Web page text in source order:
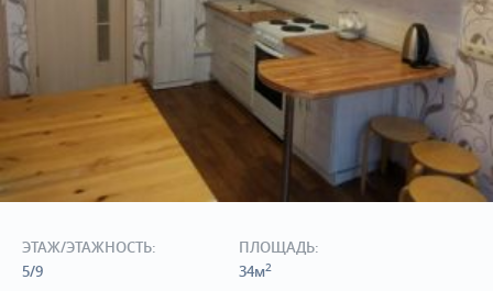
ЭТАЖ/ЭТАЖНОСТЬ:
5/9
ПЛОЩАДЬ:
34м2